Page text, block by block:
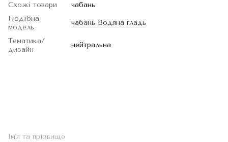
Схожі товари
чабань
Подібна
модель
чабань Водяна гладь
Тематика/
дизайн
нейтральна